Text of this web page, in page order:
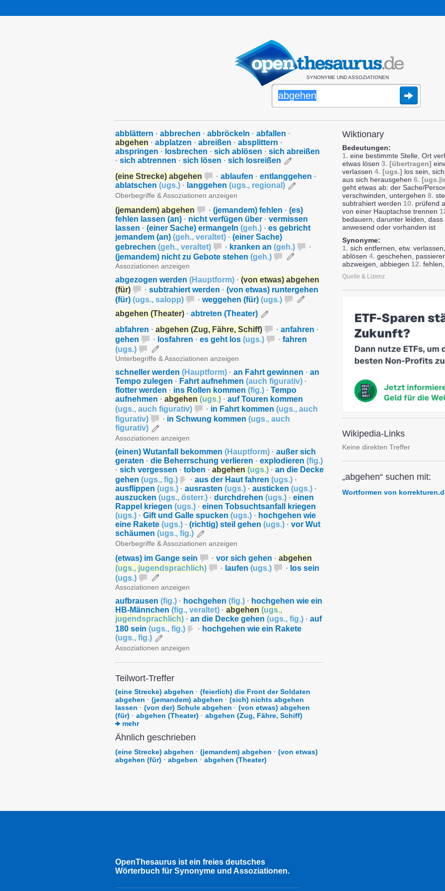
SYNONYME UND ASSOZIATIONEN
abblättern · abbrechen · abbröckeln · abfallen ·
abgehen · abplatzen · abreißen · absplittern ·
abspringen · losbrechen · sich ablösen · sich abreißen
· sich abtrennen · sich lösen · sich losreißen
(eine Strecke) abgehen
· ablaufen · entlanggehen ·
ablatschen (ugs.) · langgehen (ugs., regional )
Oberbegriffe & Assoziationen anzeigen
(jemandem) abgehen · (jemandem) fehlen · (es)
fehlen lassen (an) · nicht verfügen über · vermissen
lassen · (einer Sache) ermangeln (geh.) · es gebricht
jemandem (an) (geh., veraltet) · (einer Sache)
gebrechen (geh., veraltet) · kranken an (geh.)
·
(jemandem) nicht zu Gebote stehen (geh.)
Assoziationen anzeigen
abgezogen werden (Hauptform) · (von etwas) abgehen
(für)
· subtrahiert werden · (von etwas) runtergehen
(für) (ugs., salopp) · weggehen (für) (ugs.)
abgehen (Theater) · abtreten (Theater)
abfahren · abgehen (Zug, Fähre, Schiff) · anfahren ·
gehen
· losfahren · es geht los (ugs.) · fahren
(ugs.)
Unterbegriffe & Assoziationen anzeigen
schneller werden (Hauptform) · an Fahrt gewinnen · an
Tempo zulegen · Fahrt aufnehmen (auch figurativ) ·
flotter werden · ins Rollen kommen (fig.) · Tempo
aufnehmen · abgehen (ugs.) · auf Touren kommen
(ugs., auch figurativ) · in Fahrt kommen (ugs., auch
figurativ) · in Schwung kommen (ugs., auch
figurativ)
Assoziationen anzeigen
(einen) Wutanfall bekommen (Hauptform) · außer sich
geraten · die Beherrschung verlieren · explodieren (fig.)
· sich vergessen · toben · abgehen (ugs.) · an die Decke
gehen (ugs., fig.) · aus der Haut fahren (ugs.) ·
ausflippen (ugs.) · ausrasten (ugs.) · austicken (ugs.) ·
auszucken (ugs., österr.) · durchdrehen (ugs.) · einen
Rappel kriegen (ugs.) · einen Tobsuchtsanfall kriegen
(ugs.) · Gift und Galle spucken (ugs.) · hochgehen wie
eine Rakete (ugs.) · (richtig) steil gehen (ugs.) · vor Wut
schäumen (ugs., fig.)
Oberbegriffe & Assoziationen anzeigen
(etwas) im Gange sein · vor sich gehen · abgehen
(ugs., jugendsprachlich) · laufen (ugs.) · los sein
(ugs.)
Assoziationen anzeigen
aufbrausen (fig.) · hochgehen (fig.) · hochgehen wie ein
HB-Männchen (fig., veraltet) · abgehen (ugs.,
jugendsprachlich) · an die Decke gehen (ugs., fig.) · auf
180 sein (ugs., fig.) · hochgehen wie ein Rakete
(ugs., fig.)
Assoziationen anzeigen
Teilwort-Treffer
(eine Strecke) abgehen · (feierlich) die Front der Soldaten
abgehen · (jemandem) abgehen · (sich) nichts abgehen
lassen · (von der) Schule abgehen · (von etwas) abgehen
(für) · abgehen (Theater) · abgehen (Zug, Fähre, Schiff)
mehr
Ähnlich geschrieben
(eine Strecke) abgehen · (jemandem) abgehen · (von etwas)
abgehen (für) · abgeben · abgehen (Theater)
Wiktionary
Bedeutungen:
1. eine bestimmte Stelle, Ort
etwas lösen 3. [übertragen]
verlassen 4. [ugs.] los sein,
aus sich herausgehen 6.
geht etwas ab: der Sache/
verschwinden, untergehen 8.
subtrahiert werden 10. prüfend
von einer Hauptachse trennen
bedauern, darunter leiden,
anwesend oder vorhanden ist
Synonyme:
1. sich entfernen, etw.
ablösen 4. geschehen,
abzweigen, abbiegen 12.
Quelle & Lizenz
Wikipedia-Links
Keine direkten Treffer
„abgehen“ suchen mit:
Wortformen von
OpenThesaurus ist ein freies deutsches
Wörterbuch für Synonyme und Assoziationen.